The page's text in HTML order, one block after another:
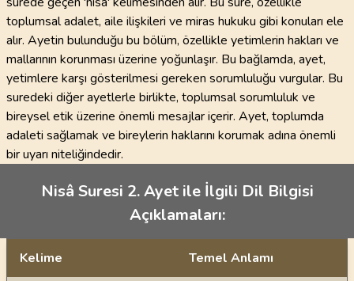
toplumsal adalet, aile ilişkileri ve miras hukuku gibi konuları ele
alır. Ayetin bulunduğu bu bölüm, özellikle yetimlerin hakları ve
mallarının korunması üzerine yoğunlaşır. Bu bağlamda, ayet,
yetimlere karşı gösterilmesi gereken sorumluluğu vurgular. Bu
suredeki diğer ayetlerle birlikte, toplumsal sorumluluk ve
bireysel etik üzerine önemli mesajlar içerir. Ayet, toplumda
adaleti sağlamak ve bireylerin haklarını korumak adına önemli
bir uyarı niteliğindedir.
Nisâ Suresi 2. Ayet ile İlgili Dil Bilgisi
Açıklamaları:
Kelime Temel Anlamı